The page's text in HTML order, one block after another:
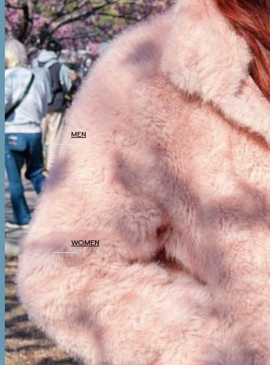
EST.2013
เมนู
ค้นหา:
HOME
SHOP
MEN
COATS
TOP
BOTTOM
THERMAL UNDERWEAR
WOMEN
COATS
TOP
BOTTOM
DRESSES & AIRPORT
LOOKS
THERMAL
UNDERWEAR